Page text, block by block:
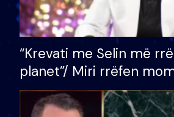
“Krevati me Selin më
planet”/ Miri rrëfen
bukura në shtëpinë e
mungojë zilja e